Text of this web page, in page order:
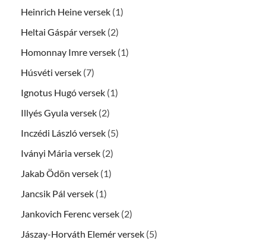
Heinrich Heine versek (1)
Heltai Gáspár versek (2)
Homonnay Imre versek (1)
Húsvéti versek (7)
Ignotus Hugó versek (1)
Illyés Gyula versek (2)
Inczédi László versek (5)
Iványi Mária versek (2)
Jakab Ödön versek (1)
Jancsik Pál versek (1)
Jankovich Ferenc versek (2)
Jászay-Horváth Elemér versek (5)